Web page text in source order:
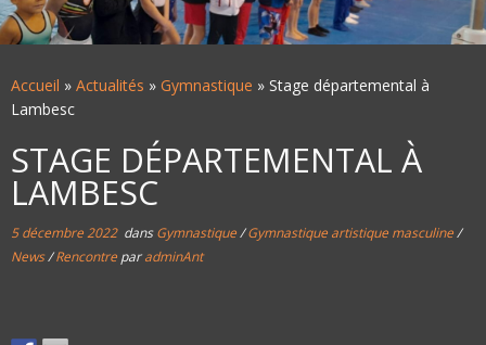
Accueil » Actualités » Gymnastique » Stage départemental à
Lambesc
STAGE DÉPARTEMENTAL À
LAMBESC
5 décembre 2022dansGymnastique/Gymnastique artistique masculine/
News/Rencontre paradminAnt